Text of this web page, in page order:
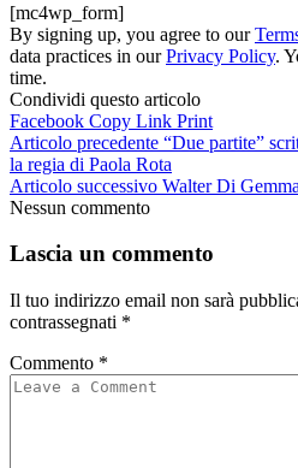
[mc4wp_form]
By signing up, you agree to our
data practices in ourPrivacy Policy.
time.
Condividi questo articolo
Facebook Copy Link Print
Articolo precedente “Due partite”
la regia di Paola Rota
Articolo successivo Walter Di
Nessun commento
Lascia un commento
Il tuo indirizzo email non sarà
contrassegnati *
Commento *